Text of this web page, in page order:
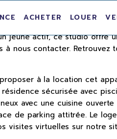
ACHETER LOUER
résidence calme, au 4
salle de bain. Une
jeune actif, ce studio offre
nous contacter.
proposer à la location cet
résidence sécurisée avec
avec une cuisine
de parking attitrée. Le
visites virtuelles sur notre